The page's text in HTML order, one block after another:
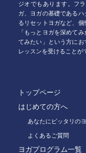
ジオでもあります。フ
ガ、ヨガの基礎である
るリセットヨガなど、個
「もっとヨガを深めて
てみたい」という方に
レッスンを受けることが
トップページ
はじめての方へ
あなたにピッタリの
よくあるご質問
ヨガプログラム一覧